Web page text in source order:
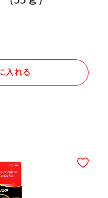
入れる